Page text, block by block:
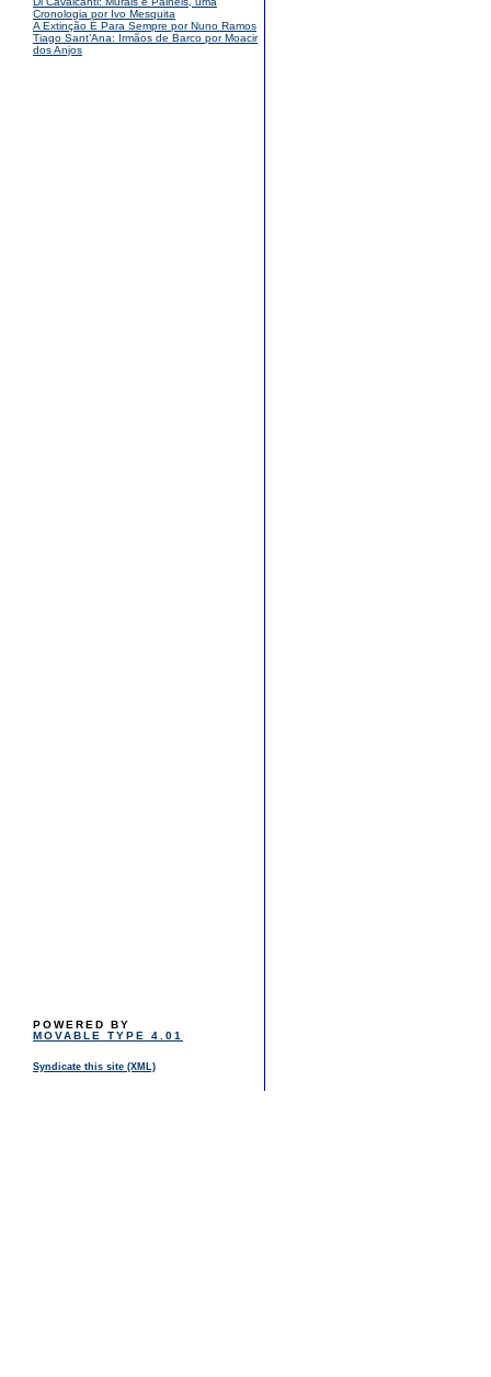
Cronologia por Ivo Mesquita
A Extinção É Para Sempre por Nuno Ramos
Tiago Sant’Ana: Irmãos de Barco por Moacir
dos Anjos
POWERED BY
MOVABLE TYPE 4.01
Syndicate this site (XML)